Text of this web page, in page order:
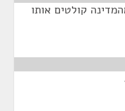
קולטים אותו